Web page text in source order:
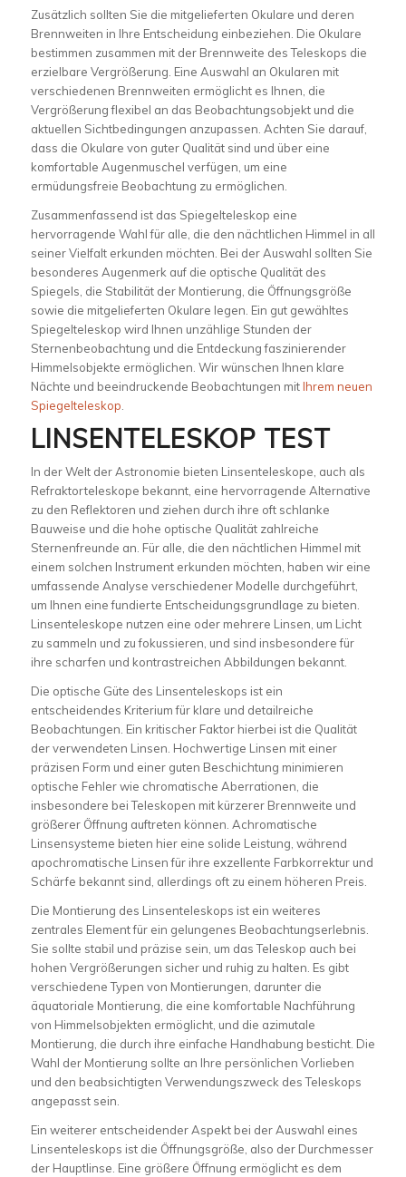
Zusätzlich sollten Sie die mitgelieferten Okulare und deren
Brennweiten in Ihre Entscheidung einbeziehen. Die Okulare
bestimmen zusammen mit der Brennweite des Teleskops die
erzielbare Vergrößerung. Eine Auswahl an Okularen mit
verschiedenen Brennweiten ermöglicht es Ihnen, die
Vergrößerung flexibel an das Beobachtungsobjekt und die
aktuellen Sichtbedingungen anzupassen. Achten Sie darauf,
dass die Okulare von guter Qualität sind und über eine
komfortable Augenmuschel verfügen, um eine
ermüdungsfreie Beobachtung zu ermöglichen.
Zusammenfassend ist das Spiegelteleskop eine
hervorragende Wahl für alle, die den nächtlichen Himmel in all
seiner Vielfalt erkunden möchten. Bei der Auswahl sollten Sie
besonderes Augenmerk auf die optische Qualität des
Spiegels, die Stabilität der Montierung, die Öffnungsgröße
sowie die mitgelieferten Okulare legen. Ein gut gewähltes
Spiegelteleskop wird Ihnen unzählige Stunden der
Sternenbeobachtung und die Entdeckung faszinierender
Himmelsobjekte ermöglichen. Wir wünschen Ihnen klare
Nächte und beeindruckende Beobachtungen mitIhrem neuen
Spiegelteleskop.
LINSENTELESKOP TEST
In der Welt der Astronomie bieten Linsenteleskope, auch als
Refraktorteleskope bekannt, eine hervorragende Alternative
zu den Reflektoren und ziehen durch ihre oft schlanke
Bauweise und die hohe optische Qualität zahlreiche
Sternenfreunde an. Für alle, die den nächtlichen Himmel mit
einem solchen Instrument erkunden möchten, haben wir eine
umfassende Analyse verschiedener Modelle durchgeführt,
um Ihnen eine fundierte Entscheidungsgrundlage zu bieten.
Linsenteleskope nutzen eine oder mehrere Linsen, um Licht
zu sammeln und zu fokussieren, und sind insbesondere für
ihre scharfen und kontrastreichen Abbildungen bekannt.
Die optische Güte des Linsenteleskops ist ein
entscheidendes Kriterium für klare und detailreiche
Beobachtungen. Ein kritischer Faktor hierbei ist die Qualität
der verwendeten Linsen. Hochwertige Linsen mit einer
präzisen Form und einer guten Beschichtung minimieren
optische Fehler wie chromatische Aberrationen, die
insbesondere bei Teleskopen mit kürzerer Brennweite und
größerer Öffnung auftreten können. Achromatische
Linsensysteme bieten hier eine solide Leistung, während
apochromatische Linsen für ihre exzellente Farbkorrektur und
Schärfe bekannt sind, allerdings oft zu einem höheren Preis.
Die Montierung des Linsenteleskops ist ein weiteres
zentrales Element für ein gelungenes Beobachtungserlebnis.
Sie sollte stabil und präzise sein, um das Teleskop auch bei
hohen Vergrößerungen sicher und ruhig zu halten. Es gibt
verschiedene Typen von Montierungen, darunter die
äquatoriale Montierung, die eine komfortable Nachführung
von Himmelsobjekten ermöglicht, und die azimutale
Montierung, die durch ihre einfache Handhabung besticht. Die
Wahl der Montierung sollte an Ihre persönlichen Vorlieben
und den beabsichtigten Verwendungszweck des Teleskops
angepasst sein.
Ein weiterer entscheidender Aspekt bei der Auswahl eines
Linsenteleskops ist die Öffnungsgröße, also der Durchmesser
der Hauptlinse. Eine größere Öffnung ermöglicht es dem